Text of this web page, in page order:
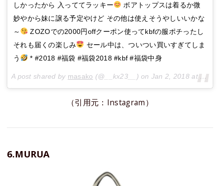
しかったから 入っててラッキー
ボアトップスは着るか微
妙やから妹に譲る予定やけど その他は使えそうやしいいかな
～
ZOZOでの2000円offクーポン使ってkbfの服ポチったし
それも届くの楽しみ
セール中は、ついつい買いすぎてしま
う
* #2018 #福袋 #福袋2018 #kbf #福袋中身
A post shared by masako (@__kx23__) on Jan 2, 2018 at 4:47pm PST
（引用元：Instagram）
6.MURUA